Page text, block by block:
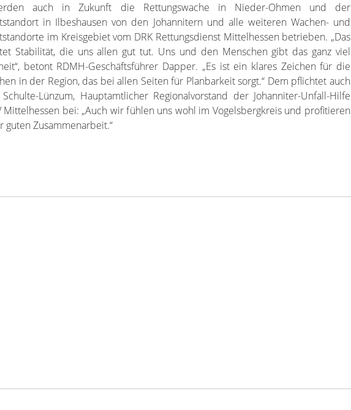
auch in Zukunft die Rettungswache in Nieder-Ohmen und der
in Ilbeshausen von den Johannitern und alle weiteren Wachen- und
im Kreisgebiet vom DRK Rettungsdienst Mittelhessen betrieben. „Das
Stabilität, die uns allen gut tut. Uns und den Menschen gibt das ganz viel
betont RDMH-Geschäftsführer Dapper. „Es ist ein klares Zeichen für die
in der Region, das bei allen Seiten für Planbarkeit sorgt.“ Dem pflichtet auch
Lünzum, Hauptamtlicher Regionalvorstand der Johanniter-Unfall-Hilfe
Mittelhessen bei: „Auch wir fühlen uns wohl im Vogelsbergkreis und profitieren
guten Zusammenarbeit.“